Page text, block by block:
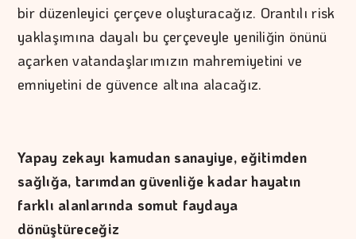
bir düzenleyici çerçeve oluşturacağız. Orantılı risk
yaklaşımına dayalı bu çerçeveyle yeniliğin önünü
açarken vatandaşlarımızın mahremiyetini ve
emniyetini de güvence altına alacağız.
Yapay zekayı kamudan sanayiye, eğitimden
sağlığa, tarımdan güvenliğe kadar hayatın
farklı alanlarında somut faydaya
dönüştüreceğiz